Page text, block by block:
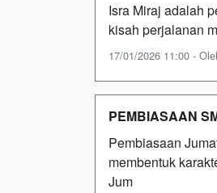
Isra Miraj adalah
kisah perjalanan
17/01/2026 11:00 -
PEMBIASAAN
Pembiasaan
membentuk
Jum